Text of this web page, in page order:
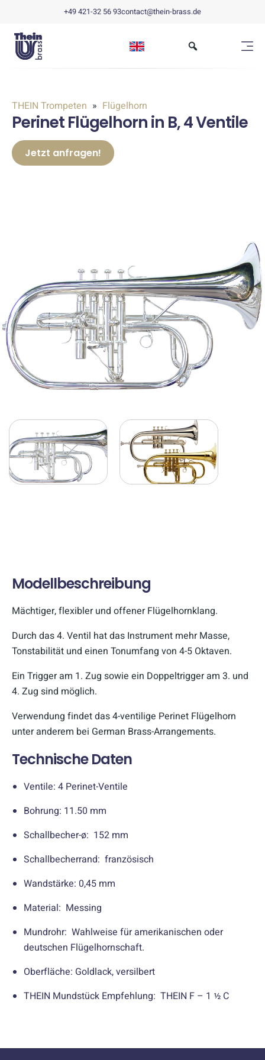
+49 421-32 56 93contact@thein-brass.de
THEIN Trompeten Flügelhorn
Perinet Flügelhorn in B, 4 Ventile
Jetzt anfragen!
Modellbeschreibung
Mächtiger, flexibler und offener Flügelhornklang.
Durch das 4. Ventil hat das Instrument mehr Masse,
Tonstabilität und einen Tonumfang von 4-5 Oktaven.
Ein Trigger am 1. Zug sowie ein Doppeltrigger am 3. und
4. Zug sind möglich.
Verwendung findet das 4-ventilige Perinet Flügelhorn
unter anderem bei German Brass-Arrangements.
Technische Daten
Ventile: 4 Perinet-Ventile
Bohrung: 11.50 mm
Schallbecher-ø: 152 mm
Schallbecherrand: französisch
Wandstärke: 0,45 mm
Material: Messing
Mundrohr: Wahlweise für amerikanischen oder
deutschen Flügelhornschaft.
Oberfläche: Goldlack, versilbert
THEIN Mundstück Empfehlung: THEIN F – 1 ½ C